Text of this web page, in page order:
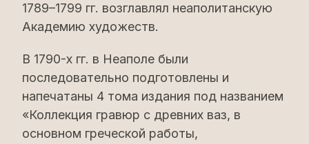
1789–1799 гг. возглавлял неаполитанскую
Академию художеств.
В 1790-х гг. в Неаполе были
последовательно подготовлены и
напечатаны 4 тома издания под названием
«Коллекция гравюр с древних ваз, в
основном греческой работы,